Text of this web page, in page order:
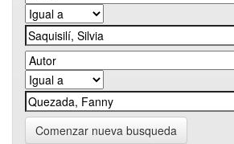
Comenzar nueva busqueda